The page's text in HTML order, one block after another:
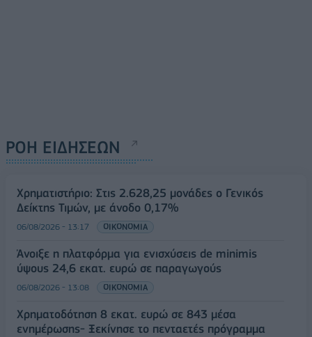
ΡΟΗ ΕΙΔΗΣΕΩΝ
Χρηματιστήριο: Στις 2.628,25 μονάδες ο Γενικός
Δείκτης Τιμών, με άνοδο 0,17%
06/08/2026 - 13:17 ΟΙΚΟΝΟΜΙΑ
Άνοιξε η πλατφόρμα για ενισχύσεις de minimis
ύψους 24,6 εκατ. ευρώ σε παραγωγούς
06/08/2026 - 13:08 ΟΙΚΟΝΟΜΙΑ
Χρηματοδότηση 8 εκατ. ευρώ σε 843 μέσα
ενημέρωσης- Ξεκίνησε το πενταετές πρόγραμμα